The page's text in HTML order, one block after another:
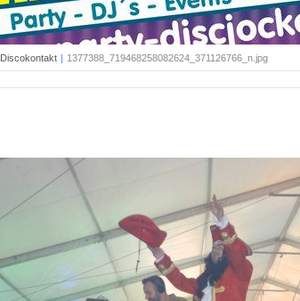
Discokontakt | 1377388_719468258082624_371126766_n.jpg